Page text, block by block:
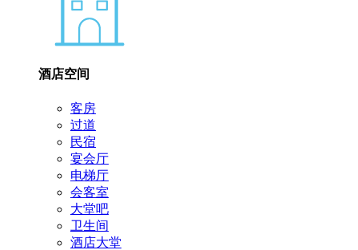
酒店空间
客房
过道
民宿
宴会厅
电梯厅
会客室
大堂吧
卫生间
酒店大堂